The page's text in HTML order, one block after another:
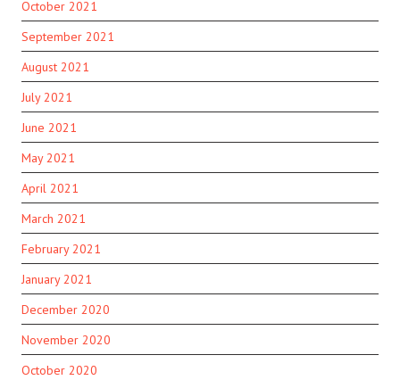
October 2021
September 2021
August 2021
July 2021
June 2021
May 2021
April 2021
March 2021
February 2021
January 2021
December 2020
November 2020
October 2020